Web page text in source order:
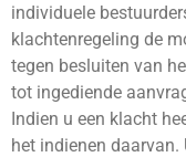
individuele
klachtenregeling de
tegen besluiten van
tot ingediende
Indien u een klacht
het indienen